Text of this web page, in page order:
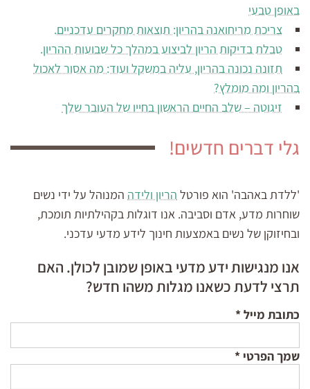
באופן טבעי
צריכת מריחואנה בהריון: תוצאות מחקרים עדכניים.
טבלת בדיקות הריון לביצוע במהלך כל שבועות ההריון.
תזונה נכונה בהריון, עליה במשקל ועוד: מה אסור לאכול
בהריון ומה מומלץ?
זיגוטה – שלב החיים הראשון בחייו של העובר שלך
גלי דברים חדשים!
'ללדת באהבה' הוא פורטל הריון ולידה המנוהל על ידי נשים
שוחרות מדע, אדם וסביבה. אנו דוגלות בקהילתיות תומכת,
ובחיזוקן של נשים באמצעות חינוך לידע מדעי עדכני.
אנו מנגישות ידע מדעי באופן שמובן לכולן. האם
תרצי לדעת כשאנו מגלות משהו חדש?
כתובת מייל*
שמך הפרטי *